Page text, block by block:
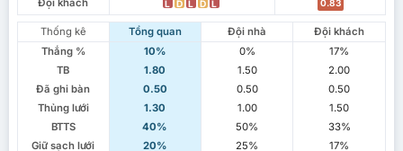
Đội khách L D L D L 0.83
Thống kê Tổng quan Đội nhà
Đội khách
Thắng %
10% 0%
17%
TB
1.80 1.50
2.00
Đã ghi bàn
0.50 0.50
0.50
Thủng lưới
1.30 1.00
1.50
BTTS
40% 50%
33%
Giữ sạch lưới
20% 25%
17%